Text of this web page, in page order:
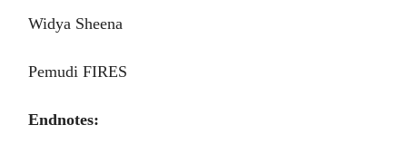
Widya Sheena
Pemudi FIRES
Endnotes: